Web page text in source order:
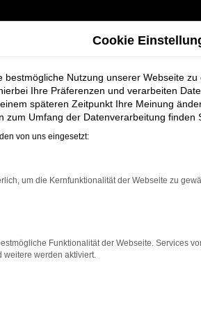
bei Schmidt + Koch - Ihr Porsche Autohaus
wenn Sie ein zuverlässiges und
– und können sich auf
Gebrauchtwagen, sondern
das ideale Fahrzeug zu finden.
Cookie
bestmögliche Nutzung unserer Webseite
Ihre Präferenzen und verarbeiten
späteren Zeitpunkt Ihre Meinung
zum Umfang der Datenverarbeitung finden
von uns eingesetzt:
um die Kernfunktionalität der Webseite zu
Funktionalität der Webseite. Services
weitere werden aktiviert.